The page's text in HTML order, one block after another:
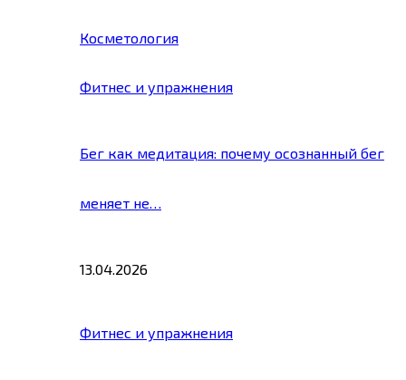
Косметология
Фитнес и упражнения
Бег как медитация: почему осознанный бег
меняет не…
13.04.2026
Фитнес и упражнения